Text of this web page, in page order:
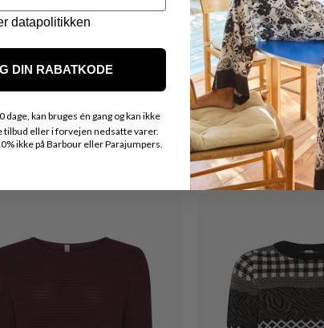
OBS.
Ikke alle vores
Kontakt din
VARER FRA SAMME
datapolitikken
DIN RABATKODE
kan bruges én gang og kan ikke
eller i forvejen nedsatte varer.
ikke på Barbour eller Parajumpers.